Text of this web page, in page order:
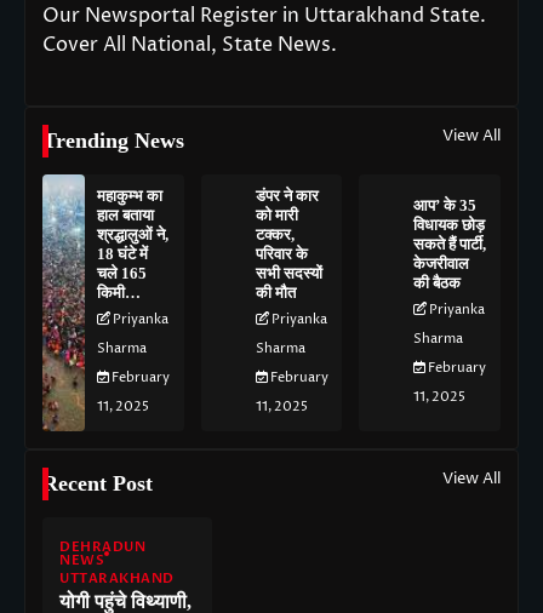
Our Newsportal Register in Uttarakhand State.
Cover All National, State News.
Trending News View All
महाकुम्भ का
हाल बताया
श्रद्धालुओं ने,
18 घंटे में
चले 165
किमी…
Priyanka
Sharma
February
11, 2025
डंपर ने कार
को मारी
टक्कर,
परिवार के
सभी सदस्यों
की मौत
Priyanka
Sharma
February
11, 2025
आप’ के 35
विधायक छोड़
सकते हैं पार्टी,
केजरीवाल
की बैठक
Priyanka
Sharma
February
11, 2025
Recent Post View All
DEHRADUN
NEWS
UTTARAKHAND
योगी पहुंचे विथ्याणी,